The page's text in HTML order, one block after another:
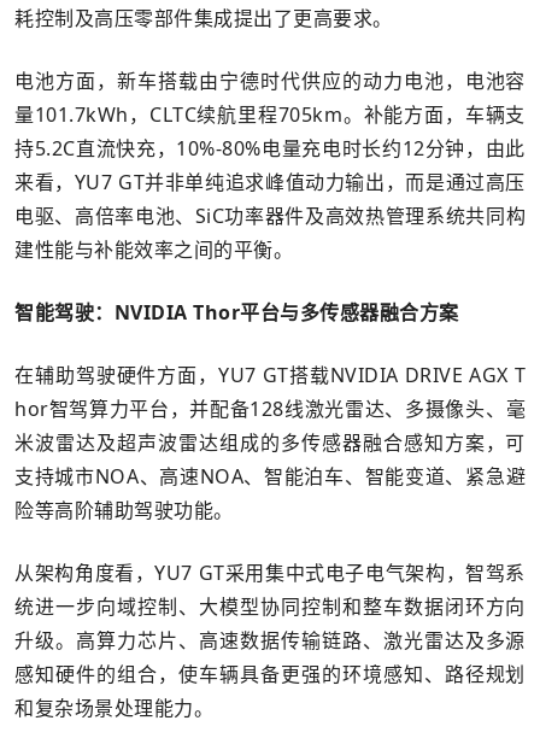
耗控制及高压零部件集成提出了更高要求。
电池方面，新车搭载由宁德时代供应的动力电池，电池容
量101.7kWh，CLTC续航里程705km。补能方面，车辆支
持5.2C直流快充，10%-80%电量充电时长约12分钟，由此
来看，YU7 GT并非单纯追求峰值动力输出，而是通过高压
电驱、高倍率电池、SiC功率器件及高效热管理系统共同构
建性能与补能效率之间的平衡。
智能驾驶：NVIDIA Thor平台与多传感器融合方案
在辅助驾驶硬件方面，YU7 GT搭载NVIDIA DRIVE AGX T
hor智驾算力平台，并配备128线激光雷达、多摄像头、毫
米波雷达及超声波雷达组成的多传感器融合感知方案，可
支持城市NOA、高速NOA、智能泊车、智能变道、紧急避
险等高阶辅助驾驶功能。
从架构角度看，YU7 GT采用集中式电子电气架构，智驾系
统进一步向域控制、大模型协同控制和整车数据闭环方向
升级。高算力芯片、高速数据传输链路、激光雷达及多源
感知硬件的组合，使车辆具备更强的环境感知、路径规划
和复杂场景处理能力。